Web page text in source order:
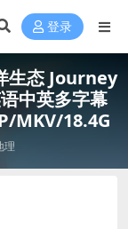
登录
生态 Journey
中英多字幕
MKV/18.4G
理